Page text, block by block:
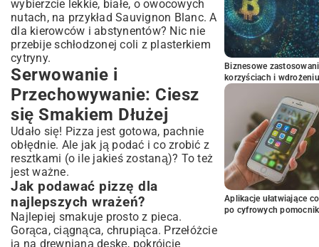
wybierzcie lekkie, białe, o owocowych
nutach, na przykład Sauvignon Blanc. A
dla kierowców i abstynentów? Nic nie
przebije schłodzonej coli z plasterkiem
cytryny.
Serwowanie i
Przechowywanie: Ciesz
się Smakiem Dłużej
Udało się! Pizza jest gotowa, pachnie
obłędnie. Ale jak ją podać i co zrobić z
resztkami (o ile jakieś zostaną)? To też
jest ważne.
Jak podawać pizzę dla
najlepszych wrażeń?
Najlepiej smakuje prosto z pieca.
Gorąca, ciągnąca, chrupiąca. Przełóżcie
ją na drewnianą deskę, pokrójcie
Biznesowe
korzyściach i wdrożeniu
Aplikacje ułatwiające
po cyfrowych